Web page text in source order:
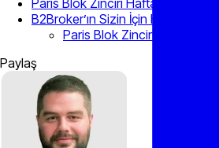
B2Broker’ın Sizin İçin Hazırladıkları
Paris Blok Zinciri Haftası
Paylaş